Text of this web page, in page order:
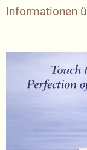
Informationen